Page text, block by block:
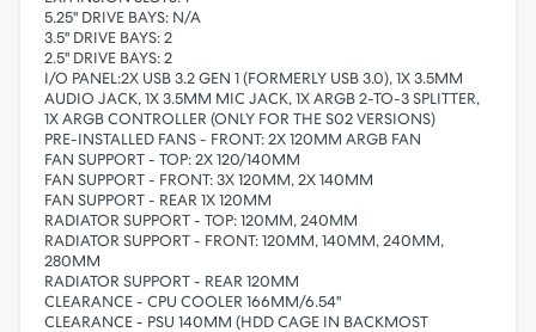
5.25" DRIVE BAYS: N/A
3.5" DRIVE BAYS: 2
2.5" DRIVE BAYS: 2
I/O PANEL:2X USB 3.2 GEN 1 (FORMERLY USB 3.0), 1X 3.5MM
AUDIO JACK, 1X 3.5MM MIC JACK, 1X ARGB 2-TO-3 SPLITTER,
1X ARGB CONTROLLER (ONLY FOR THE S02 VERSIONS)
PRE-INSTALLED FANS - FRONT: 2X 120MM ARGB FAN
FAN SUPPORT - TOP: 2X 120/140MM
FAN SUPPORT - FRONT: 3X 120MM, 2X 140MM
FAN SUPPORT - REAR 1X 120MM
RADIATOR SUPPORT - TOP: 120MM, 240MM
RADIATOR SUPPORT - FRONT: 120MM, 140MM, 240MM,
280MM
RADIATOR SUPPORT - REAR 120MM
CLEARANCE - CPU COOLER 166MM/6.54"
CLEARANCE - PSU 140MM (HDD CAGE IN BACKMOST